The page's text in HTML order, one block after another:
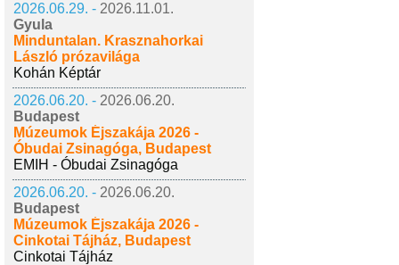
2026.06.29. - 2026.11.01.
Gyula
Minduntalan. Krasznahorkai
László prózavilága
Kohán Képtár
2026.06.20. - 2026.06.20.
Budapest
Múzeumok Éjszakája 2026 -
Óbudai Zsinagóga, Budapest
EMIH - Óbudai Zsinagóga
2026.06.20. - 2026.06.20.
Budapest
Múzeumok Éjszakája 2026 -
Cinkotai Tájház, Budapest
Cinkotai Tájház